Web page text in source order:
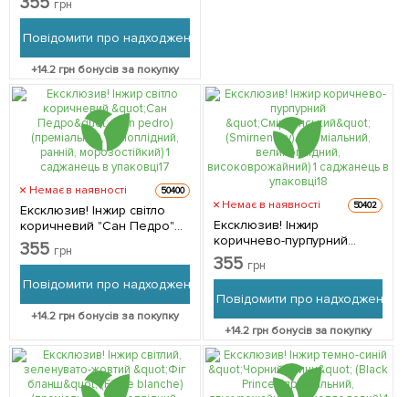
ранній, високоврожайний) 1
саджанець в упаковці
грн
Повідомити про надходження
+14.2 грн бонусів за покупку
Немає в наявності 50400
Ексклюзив! Інжир світло
коричневий "Сан Педро"
(San pedro) (преміальний,
самоплідний, ранній,
саджанець в упаковці 1
саджанець в упаковці
355 грн
Повідомити про надходження
+14.2 грн бонусів за покупку
Немає в наявності 50402
Ексклюзив! Інжир
коричнево-пурпурний
"Смірненський"
(Smirnensky) (преміальний,
високоврожайний) 1
саджанець в упаковці 1
саджанець в упаковці
355 грн
Повідомити про надходження
+14.2грн бонусів за покупку